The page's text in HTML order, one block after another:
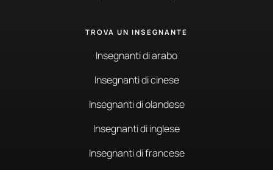
TROVA UN INSEGNANTE
Insegnanti di arabo
Insegnanti di cinese
Insegnanti di olandese
Insegnanti di inglese
Insegnanti di francese